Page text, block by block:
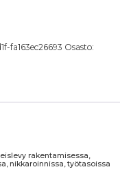
fa163ec26693 Osasto:
rakentamisessa,
nikkaroinnissa, työtasoissa